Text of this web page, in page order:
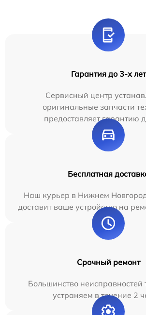
Гарантия до 3-х лет
Сервисный центр
оригинальные запчасти
предоставляет гарантию
Бесплатная
Наш курьер в Нижнем
доставит ваше устройство на
Срочный ремонт
Большинство неисправностей
устраняем в течение 2